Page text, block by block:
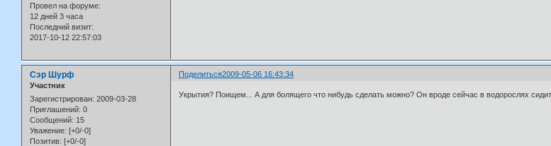
Провел на форуме:
12 дней 3 часа
Последний визит:
2017-10-12 22:57:03
Поделиться2009-05-06 16:43:34
Сэр Шурф
Участник
Зарегистрирован: 2009-03-28
Приглашений: 0
Сообщений: 15
Уважение: [+0/-0]
Позитив: [+0/-0]
Укрытия? Поищем... А для болящего что нибудь сделать можно? Он вроде сейчас в водорослях